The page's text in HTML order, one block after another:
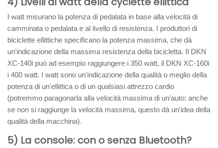
I watt misurano la potenza di pedalata in base alla velocità di
camminata o pedalata e al livello di resistenza. I produttori di
biciclette ellittiche specificano la potenza massima, che dà
un'indicazione della massima resistenza della bicicletta. Il DKN
XC-140i può ad esempio raggiungere i 350 watt, il DKN XC-160i
i 400 watt. I watt sono un'indicazione della qualità o meglio della
potenza di un'ellittica o di un qualsiasi attrezzo cardio
(potremmo paragonarla alla velocità massima di un'auto: anche
se non si raggiunge la velocità massima, questo dà un'idea della
qualità della macchina).
5) La console: con o senza Bluetooth?